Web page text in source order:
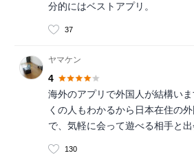
分的にはベストアプリ。
37
ヤマケン
4
海外のアプリで外国人が結構い
くの人もわかるから日本在住の
で、気軽に会って遊べる相手と出
130